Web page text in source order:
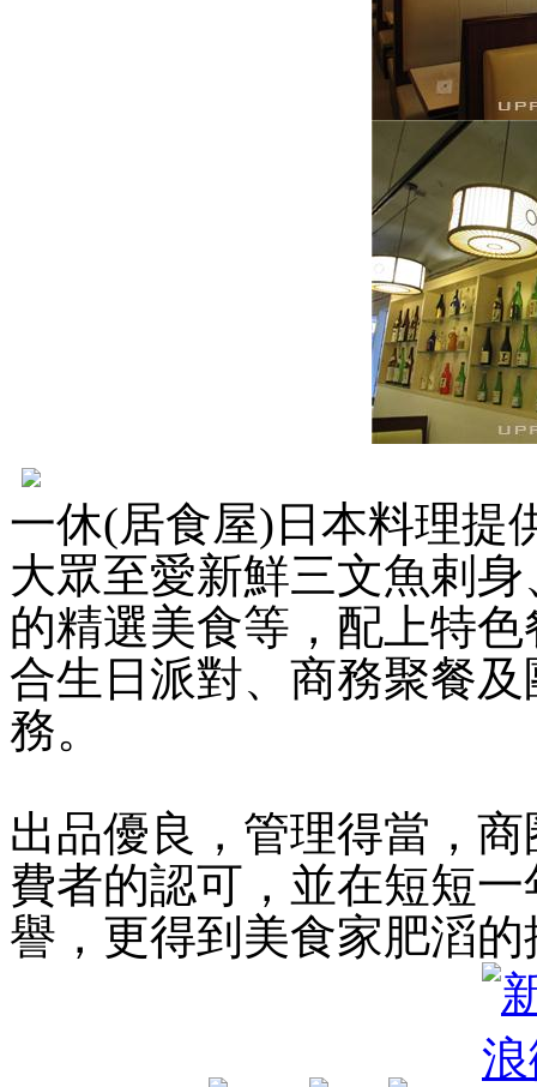
一休(居食屋)日本料理提
大眾至愛新鮮三文魚剌
的精選美食等，配上特
合生日派對、商務聚餐
務。
出品優良，管理得當，
費者的認可，並在短短
譽，更得到美食家肥滔的